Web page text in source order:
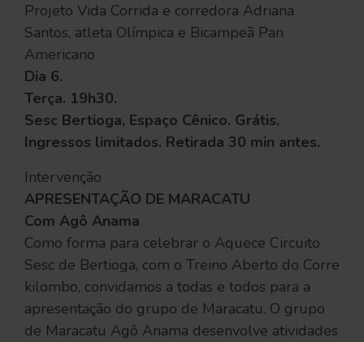
Projeto Vida Corrida e corredora Adriana
Santos, atleta Olímpica e Bicampeã Pan
Americano
Dia 6.
Terça. 19h30.
Sesc Bertioga, Espaço Cênico. Grátis.
Ingressos limitados. Retirada 30 min antes.
Intervenção
APRESENTAÇÃO DE MARACATU
Com Agô Anama
Como forma para celebrar o Aquece Circuito
Sesc de Bertioga, com o Treino Aberto do Corre
kilombo, convidamos a todas e todos para a
apresentação do grupo de Maracatu. O grupo
de Maracatu Agô Anama desenvolve atividades